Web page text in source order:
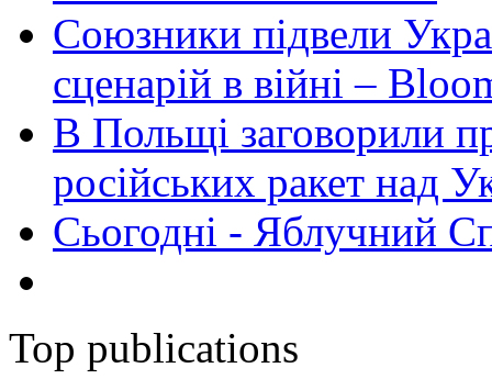
Союзники підвели
сценарій в війні –
В Польщі заговорили
російських ракет над
Сьогодні - Яблучний
Top publications